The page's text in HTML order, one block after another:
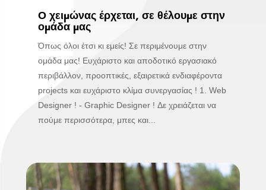
Ο χειμώνας έρχεται, σε θέλουμε στην
ομάδα μας
Όπως όλοι έτσι κι εμείς! Σε περιμένουμε στην
ομάδα μας! Ευχάριστο και αποδοτικό εργασιακό
περιβάλλον, προοπτικές, εξαιρετικά ενδιαφέροντα
projects και ευχάριστο κλίμα συνεργασίας ! 1. Web
Designer ! - Graphic Designer ! Δε χρειάζεται να
πούμε περισσότερα, μπες και...